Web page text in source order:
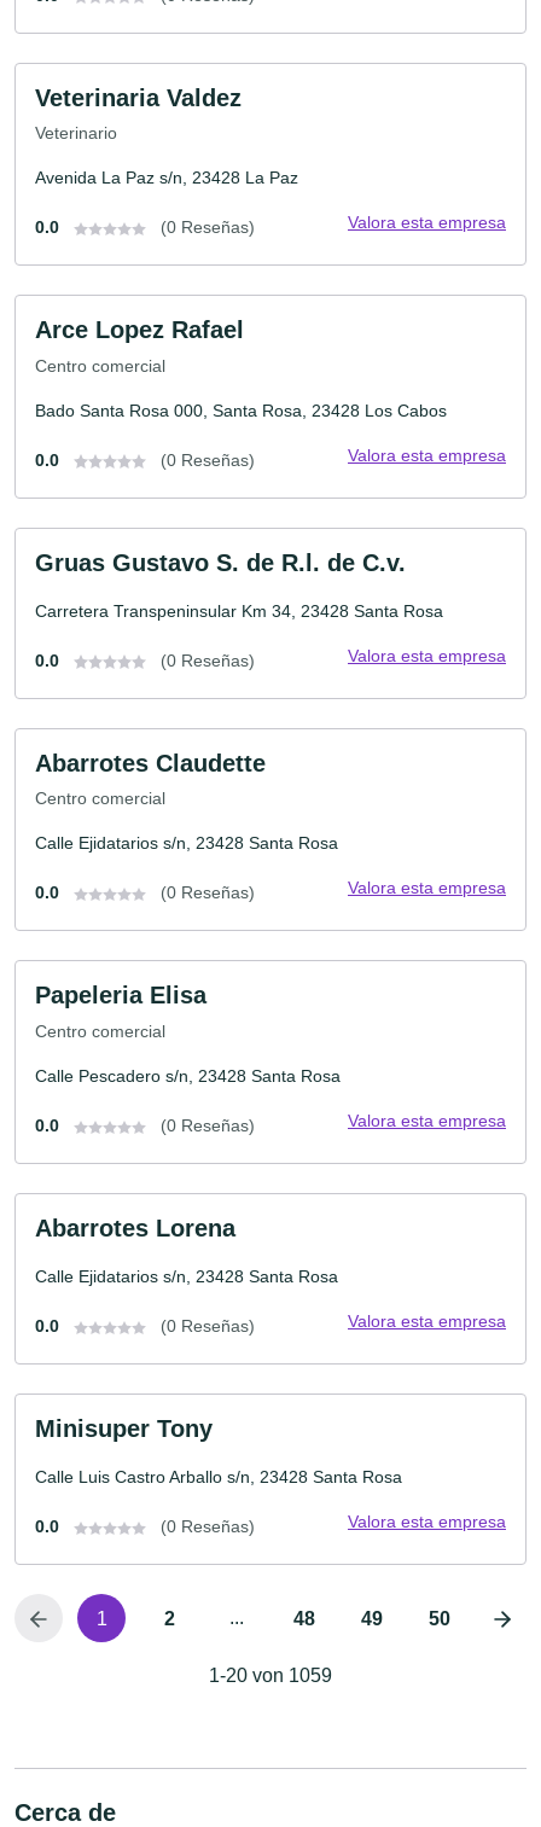
Veterinaria Valdez
Veterinario
Avenida La Paz s/n, 23428 La Paz
0.0 (0 Reseñas) Valora esta empresa
Arce Lopez Rafael
Centro comercial
Bado Santa Rosa 000, Santa Rosa, 23428 Los Cabos
0.0 (0 Reseñas) Valora esta empresa
Gruas Gustavo S. de R.l. de C.v.
Carretera Transpeninsular Km 34, 23428 Santa Rosa
0.0 (0 Reseñas) Valora esta empresa
Abarrotes Claudette
Centro comercial
Calle Ejidatarios s/n, 23428 Santa Rosa
0.0 (0 Reseñas) Valora esta empresa
Papeleria Elisa
Centro comercial
Calle Pescadero s/n, 23428 Santa Rosa
0.0 (0 Reseñas) Valora esta empresa
Abarrotes Lorena
Calle Ejidatarios s/n, 23428 Santa Rosa
0.0 (0 Reseñas) Valora esta empresa
Minisuper Tony
Calle Luis Castro Arballo s/n, 23428 Santa Rosa
0.0 (0 Reseñas) Valora esta empresa
1 2 ... 48 49 50
1-20 von 1059
Cerca de